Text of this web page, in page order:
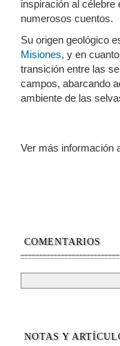
inspiración al
numerosos cuentos.
Su origen geológico
Misiones, y en
transición entre las
campos, abarcando
ambiente de las
Ver más información
COMENTARIOS
NOTAS Y